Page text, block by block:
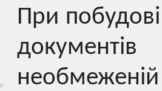
При побудові